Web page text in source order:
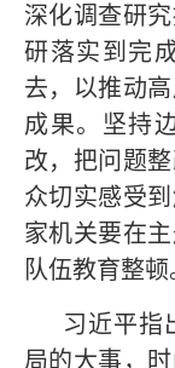
深化调查研
研落实到完
去，以推动
成果。坚持
改，把问题
众切实感受
家机关要在
队伍教育整顿
习近平指
局的大事，